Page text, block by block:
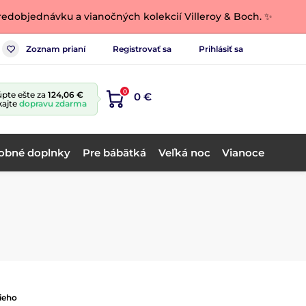
a vianočných kolekcií Villeroy & Boch. ✨
Zoznam prianí Registrovať sa Prihlásiť sa
ešte za 124,06 €
dopravu zdarma
0 0 €
doplnky Pre bábätká Veľká noc Vianoce